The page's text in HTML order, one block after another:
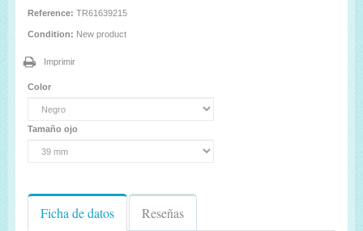
Reference: TR61639215
Condition: New product
Imprimir
Color
Tamaño ojo
Ficha de datos Reseñas